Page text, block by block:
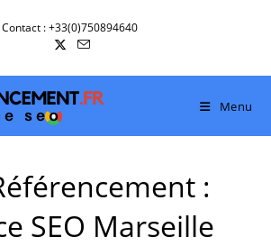
Contact : +33(0)750894640
Menu
:
SEO Marseille